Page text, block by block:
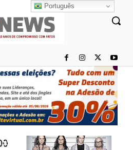
Português